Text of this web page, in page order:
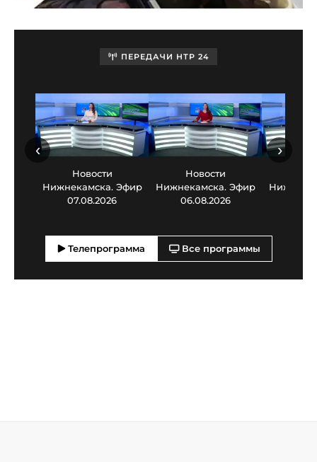
ПЕРЕДАЧИ НТР 24
Новости
Нижнекамска. Эфир
07.08.2026
Новости
Нижнекамска. Эфир
06.08.2026
‹ ›
Телепрограмма Все программы